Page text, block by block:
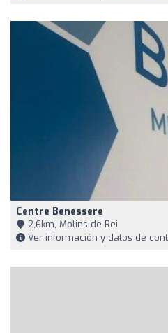
Centre Benessere
2,6km, Molins de Rei
Ver información y datos de